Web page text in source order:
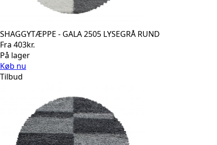
SHAGGYTÆPPE - GALA 2505 LYSEGRÅ RUND
Fra 403kr.
På lager
Køb nu
Tilbud